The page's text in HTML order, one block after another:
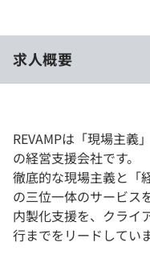
契約内容・クーポン
求人概要
REVAMPは「現場主義
の経営支援会社です。
徹底的な現場主義と「
の三位一体のサービス
内製化支援を、クライ
行までをリードしていま